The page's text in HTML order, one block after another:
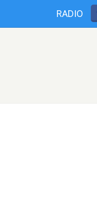
RADIO